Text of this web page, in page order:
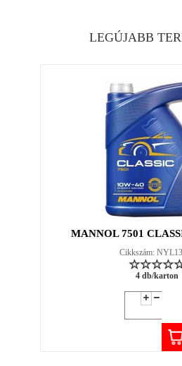
LEGÚJABB
MANNOL 7501
Cikkszám:
4 db/karton